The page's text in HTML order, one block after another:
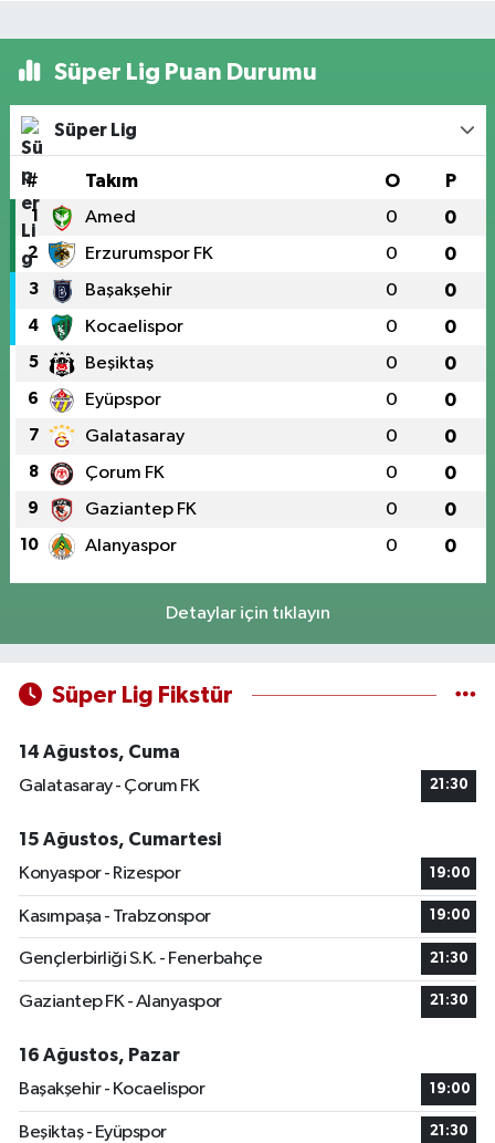
Süper Lig Puan Durumu
Süper Lig
# Takım O P
1 Amed 0 0
2 Erzurumspor FK 0 0
3 Başakşehir 0 0
4 Kocaelispor 0 0
5 Beşiktaş 0 0
6 Eyüpspor 0 0
7 Galatasaray 0 0
8 Çorum FK 0 0
9 Gaziantep FK 0 0
10 Alanyaspor 0 0
Detaylar için tıklayın
Süper Lig Fikstür
14 Ağustos, Cuma
Galatasaray - Çorum FK
21:30
15 Ağustos, Cumartesi
Konyaspor - Rizespor
19:00
Kasımpaşa - Trabzonspor 19:00
Gençlerbirliği S.K. - Fenerbahçe 21:30
Gaziantep FK - Alanyaspor 21:30
16 Ağustos, Pazar
Başakşehir - Kocaelispor
19:00
Beşiktaş - Eyüpspor 21:30